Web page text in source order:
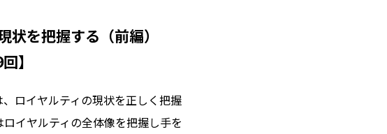
を把握する（前編）
】
ロイヤルティの現状を正しく把握
イヤルティの全体像を把握し手を